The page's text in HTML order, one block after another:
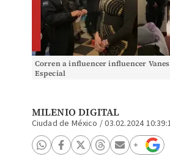
Corren a influencer influencer
Especial
MILENIO DIGITAL
Ciudad de México /03.02.2024